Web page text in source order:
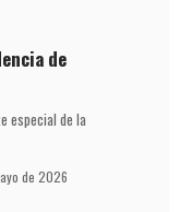
de
especial de la
de 2026